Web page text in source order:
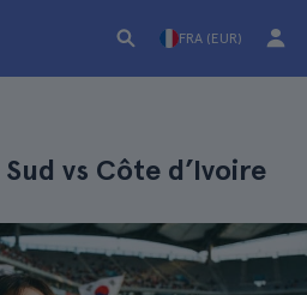
FRA (EUR)
vs Côte d’Ivoire